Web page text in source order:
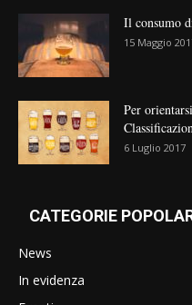
Il consumo
15 Maggio
Per
6 Luglio 2017
CATEGORIE
News
In evidenza